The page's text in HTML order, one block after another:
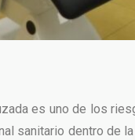
es uno de los
sanitario dentro de